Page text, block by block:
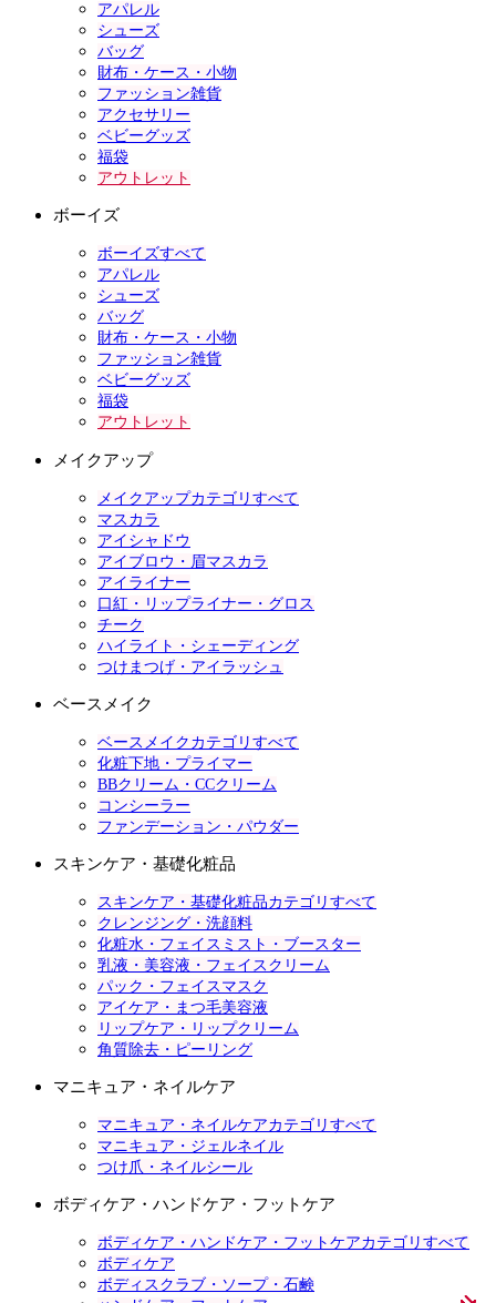
アパレル
シューズ
バッグ
財布・ケース・小物
ファッション雑貨
アクセサリー
ベビーグッズ
福袋
アウトレット
ボーイズ
ボーイズすべて
アパレル
シューズ
バッグ
財布・ケース・小物
ファッション雑貨
ベビーグッズ
福袋
アウトレット
メイクアップ
メイクアップカテゴリすべて
マスカラ
アイシャドウ
アイブロウ・眉マスカラ
アイライナー
口紅・リップライナー・グロス
チーク
ハイライト・シェーディング
つけまつげ・アイラッシュ
ベースメイク
ベースメイクカテゴリすべて
化粧下地・プライマー
BBクリーム・CCクリーム
コンシーラー
ファンデーション・パウダー
スキンケア・基礎化粧品
スキンケア・基礎化粧品カテゴリすべて
クレンジング・洗顔料
化粧水・フェイスミスト・ブースター
乳液・美容液・フェイスクリーム
パック・フェイスマスク
アイケア・まつ毛美容液
リップケア・リップクリーム
角質除去・ピーリング
マニキュア・ネイルケア
マニキュア・ネイルケアカテゴリすべて
マニキュア・ジェルネイル
つけ爪・ネイルシール
ボディケア・ハンドケア・フットケア
ボディケア・ハンドケア・フットケアカテゴリすべて
ボディケア
ボディスクラブ・ソープ・石鹸